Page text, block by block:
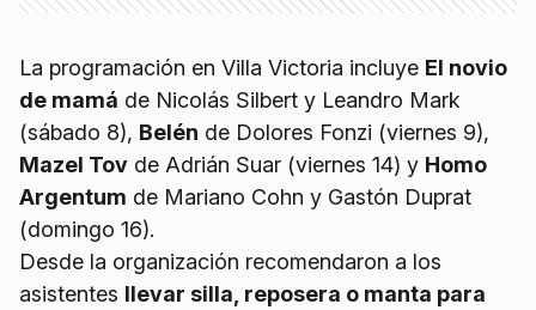
La programación en Villa Victoria incluye El novio
de mamá de Nicolás Silbert y Leandro Mark
(sábado 8), Belén de Dolores Fonzi (viernes 9),
Mazel Tov de Adrián Suar (viernes 14) y Homo
Argentum de Mariano Cohn y Gastón Duprat
(domingo 16).
Desde la organización recomendaron a los
asistentes llevar silla, reposera o manta para